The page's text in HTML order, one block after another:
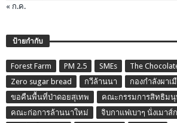
« ก.ค.
ป้ายกำกับ
Forest Farm PM 2.5 SMEs
The
Zero sugar bread
กวีล้านนา กองกำลังผาเ
ขอคืนพื้นที่ป่าดอยสุเทพ
คณะกรรมการสิทธิม
คณะก่อการล้านนาใหม่
จิบกาแฟเบาๆ นั่งเมาส์